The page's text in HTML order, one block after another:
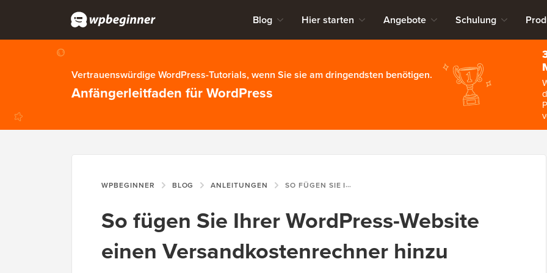
Blog Hier starten Angebote Schulung
Vertrauenswürdige WordPress-Tutorials, wenn Sie sie am dringendsten benötigen.
Anfängerleitfaden für WordPress
WPBEGINNER BLOG ANLEITUNGEN SO FÜGEN SIE IHRER WORDPRESS-WEBSITE EINEN VERSANDKOSTENRECHNER HINZU
So fügen Sie Ihrer WordPress-Website
einen Versandkostenrechner hinzu